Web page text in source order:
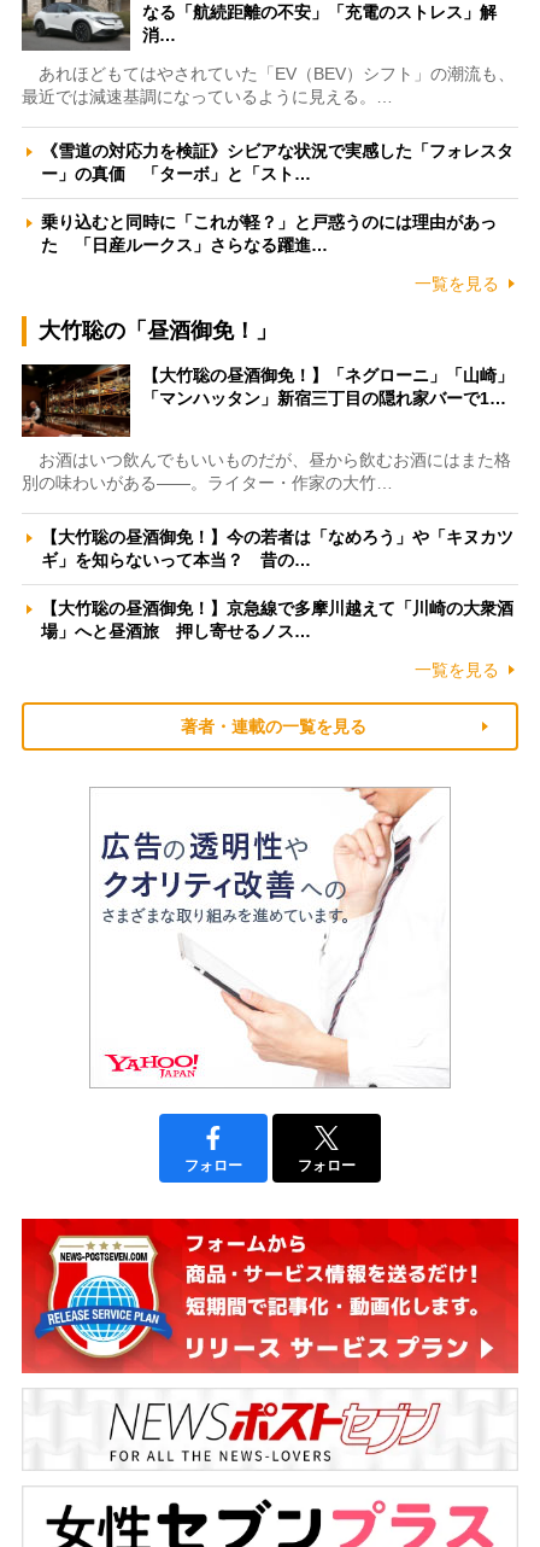
なる「航続距離の不安」「充電のストレス」解
消…
あれほどもてはやされていた「EV（BEV）シフト」の潮流も、
最近では減速基調になっているように見える。…
《雪道の対応力を検証》シビアな状況で実感した「フォレスタ
ー」の真価 「ターボ」と「スト…
乗り込むと同時に「これが軽？」と戸惑うのには理由があっ
た 「日産ルークス」さらなる躍進…
一覧を見る
大竹聡の「昼酒御免！」
【大竹聡の昼酒御免！】「ネグローニ」「山崎」
「マンハッタン」新宿三丁目の隠れ家バーで1…
お酒はいつ飲んでもいいものだが、昼から飲むお酒にはまた格
別の味わいがある――。ライター・作家の大竹…
【大竹聡の昼酒御免！】今の若者は「なめろう」や「キヌカツ
ギ」を知らないって本当？ 昔の…
【大竹聡の昼酒御免！】京急線で多摩川越えて「川崎の大衆酒
場」へと昼酒旅 押し寄せるノス…
一覧を見る
著者・連載の一覧を見る
フォロー フォロー